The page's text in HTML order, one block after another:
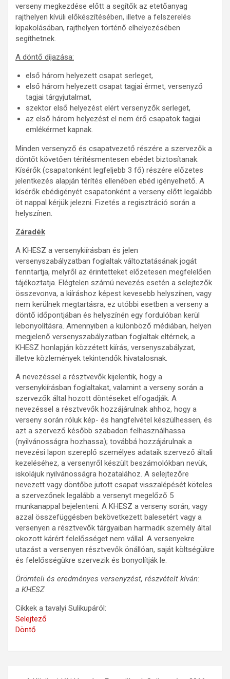
verseny megkezdése előtt a segítők az etetőanyag
rajthelyen kívüli előkészítésében, illetve a felszerelés
kipakolásában, rajthelyen történő elhelyezésében
segíthetnek.
A döntő díjazása:
első három helyezett csapat serleget,
első három helyezett csapat tagjai érmet, versenyző
tagjai tárgyjutalmat,
szektor első helyezést elért versenyzők serleget,
az első három helyezést el nem érő csapatok tagjai
emlékérmet kapnak.
Minden versenyző és csapatvezető részére a szervezők a
döntőt követően térítésmentesen ebédet biztosítanak.
Kísérők (csapatonként legfeljebb 3 fő) részére előzetes
jelentkezés alapján térítés ellenében ebéd igényelhető. A
kísérők ebédigényét csapatonként a verseny előtt legalább
öt nappal kérjük jelezni. Fizetés a regisztráció során a
helyszínen.
Záradék
A KHESZ a versenykiírásban és jelen
versenyszabályzatban foglaltak változtatásának jogát
fenntartja, melyről az érintetteket előzetesen megfelelően
tájékoztatja. Elégtelen számú nevezés esetén a selejtezők
összevonva, a kiíráshoz képest kevesebb helyszínen, vagy
nem kerülnek megtartásra, ez utóbbi esetben a verseny a
döntő időpontjában és helyszínén egy fordulóban kerül
lebonyolításra. Amennyiben a különböző médiában, helyen
megjelenő versenyszabályzatban foglaltak eltérnek, a
KHESZ honlapján közzétett kiírás, versenyszabályzat,
illetve közlemények tekintendők hivatalosnak.
A nevezéssel a résztvevők kijelentik, hogy a
versenykiírásban foglaltakat, valamint a verseny során a
szervezők által hozott döntéseket elfogadják. A
nevezéssel a résztvevők hozzájárulnak ahhoz, hogy a
verseny során róluk kép- és hangfelvétel készülhessen, és
azt a szervező később szabadon felhasználhassa
(nyilvánosságra hozhassa); továbbá hozzájárulnak a
nevezési lapon szereplő személyes adataik szervező általi
kezeléséhez, a versenyről készült beszámolókban nevük,
iskolájuk nyilvánosságra hozatalához. A selejtezőre
nevezett vagy döntőbe jutott csapat visszalépését köteles
a szervezőnek legalább a versenyt megelőző 5
munkanappal bejelenteni. A KHESZ a verseny során, vagy
azzal összefüggésben bekövetkezett balesetért vagy a
versenyen a résztvevők tárgyaiban harmadik személy által
okozott kárért felelősséget nem vállal. A versenyekre
utazást a versenyen résztvevők önállóan, saját költségükre
és felelősségükre szervezik és bonyolítják le.
Örömteli és eredményes versenyzést, részvételt kíván:
a KHESZ
Cikkek a tavalyi Sulikupáról:
Selejtező
Döntő